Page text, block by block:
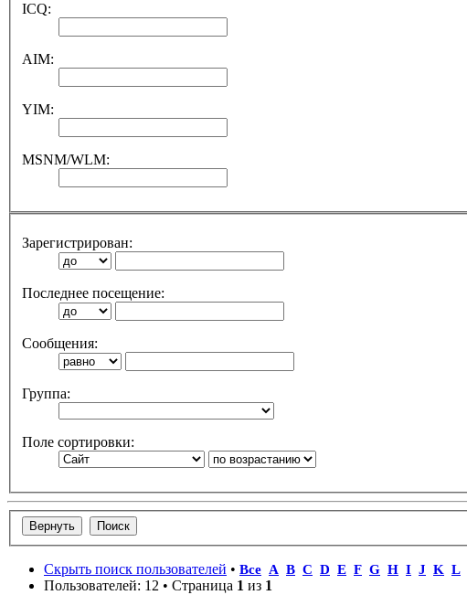
ICQ:
AIM:
YIM:
MSNM/WLM:
Зарегистрирован:
Последнее посещение:
Сообщения:
Группа:
Поле сортировки:
Скрыть поиск пользователей • Все A B C D E F G H I J K L
Пользователей: 12 • Страница 1 из 1